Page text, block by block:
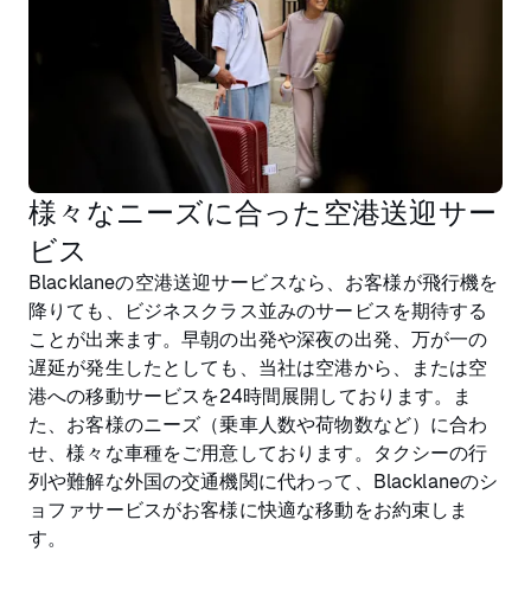
様々なニーズに合った空港送迎サー
ビス
Blacklaneの空港送迎サービスなら、お客様が飛行機を
降りても、ビジネスクラス並みのサービスを期待する
ことが出来ます。早朝の出発や深夜の出発、万が一の
遅延が発生したとしても、当社は空港から、または空
港への移動サービスを24時間展開しております。ま
た、お客様のニーズ（乗車人数や荷物数など）に合わ
せ、様々な車種をご用意しております。タクシーの行
列や難解な外国の交通機関に代わって、Blacklaneのシ
ョファサービスがお客様に快適な移動をお約束しま
す。